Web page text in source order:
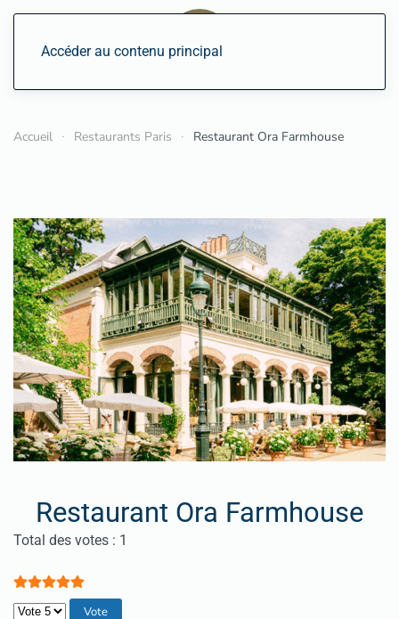
Accéder au contenu principal
Accueil Restaurants Paris Restaurant Ora Farmhouse
Restaurant Ora Farmhouse
Vote utilisateur:5/
Total des votes : 1
Veuillez voter